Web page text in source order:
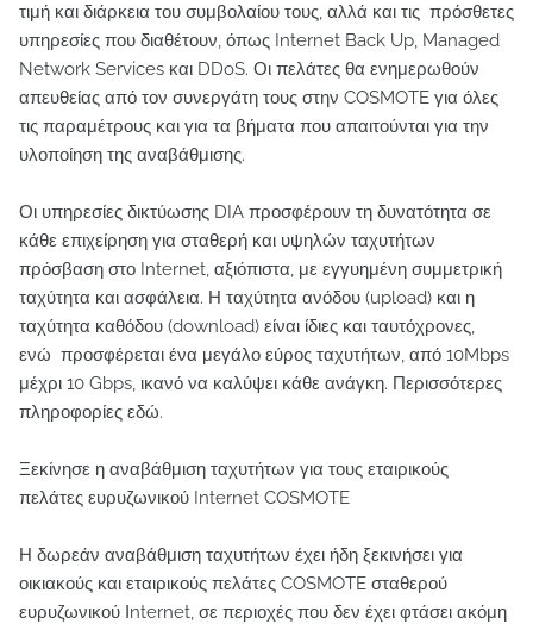
τιμή και διάρκεια του συμβολαίου τους, αλλά και τις πρόσθετες
υπηρεσίες που διαθέτουν, όπως Internet Back Up, Managed
Network Services και DDoS. Οι πελάτες θα ενημερωθούν
απευθείας από τον συνεργάτη τους στην COSMOTE για όλες
τις παραμέτρους και για τα βήματα που απαιτούνται για την
υλοποίηση της αναβάθμισης.
Οι υπηρεσίες δικτύωσης DIA προσφέρουν τη δυνατότητα σε
κάθε επιχείρηση για σταθερή και υψηλών ταχυτήτων
πρόσβαση στο Internet, αξιόπιστα, με εγγυημένη συμμετρική
ταχύτητα και ασφάλεια. Η ταχύτητα ανόδου (upload) και η
ταχύτητα καθόδου (download) είναι ίδιες και ταυτόχρονες,
ενώ προσφέρεται ένα μεγάλο εύρος ταχυτήτων, από 10Mbps
μέχρι 10 Gbps, ικανό να καλύψει κάθε ανάγκη. Περισσότερες
πληροφορίες εδώ.
Ξεκίνησε η αναβάθμιση ταχυτήτων για τους εταιρικούς
πελάτες ευρυζωνικού Internet COSMOTE
Η δωρεάν αναβάθμιση ταχυτήτων έχει ήδη ξεκινήσει για
οικιακούς και εταιρικούς πελάτες COSMOTE σταθερού
ευρυζωνικού Ιnternet, σε περιοχές που δεν έχει φτάσει ακόμη